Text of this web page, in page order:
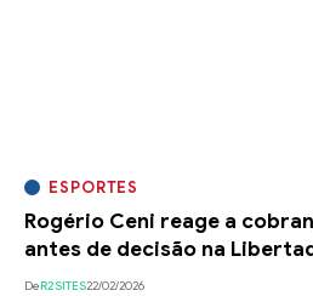
ESPORTES
Rogério Ceni reage a
antes de decisão na
DeR2SITES22/02/2026